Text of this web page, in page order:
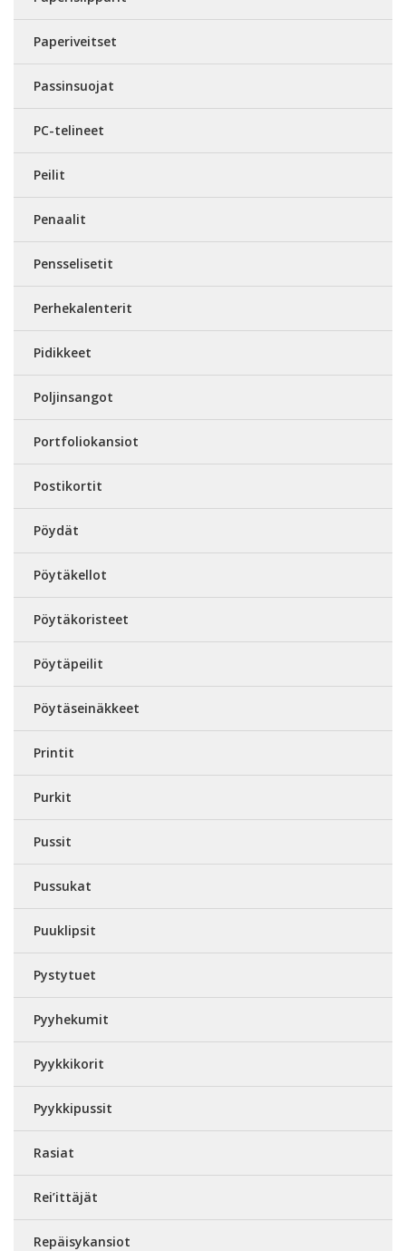
Paperiveitset
Passinsuojat
PC-telineet
Peilit
Penaalit
Pensselisetit
Perhekalenterit
Pidikkeet
Poljinsangot
Portfoliokansiot
Postikortit
Pöydät
Pöytäkellot
Pöytäkoristeet
Pöytäpeilit
Pöytäseinäkkeet
Printit
Purkit
Pussit
Pussukat
Puuklipsit
Pystytuet
Pyyhekumit
Pyykkikorit
Pyykkipussit
Rasiat
Rei’ittäjät
Repäisykansiot